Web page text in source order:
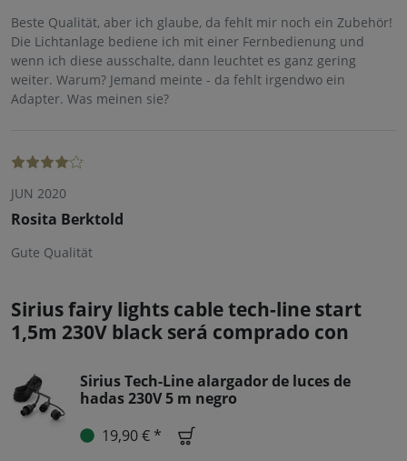
Beste Qualität, aber ich glaube, da fehlt mir noch ein Zubehör!
Die Lichtanlage bediene ich mit einer Fernbedienung und
wenn ich diese ausschalte, dann leuchtet es ganz gering
weiter. Warum? Jemand meinte - da fehlt irgendwo ein
Adapter. Was meinen sie?
JUN 2020
Rosita Berktold
Gute Qualität
Sirius fairy lights cable tech-line start
1,5m 230V black será comprado con
Sirius Tech-Line alargador de luces de
hadas 230V 5 m negro
19,90 € *